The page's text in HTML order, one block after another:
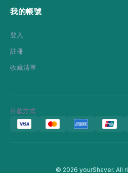
我的帳號
登入
註冊
收藏清單
付款方式
© 2026 yourShaver. All